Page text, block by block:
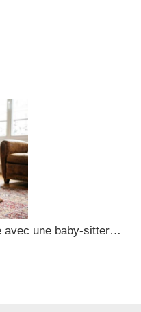
avec une baby-sitter…